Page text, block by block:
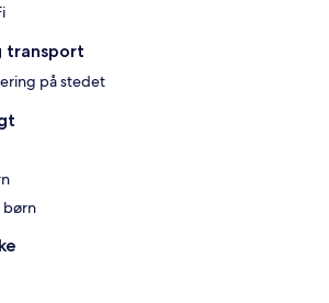
transport
på stedet
børn